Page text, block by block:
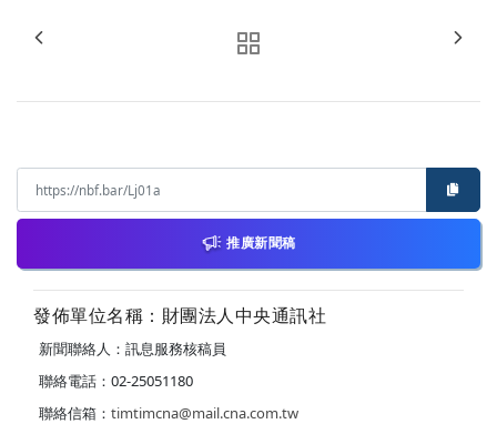
推廣新聞稿
發佈單位名稱：財團法人中央通訊社
新聞聯絡人：訊息服務核稿員
聯絡電話：02-25051180
聯絡信箱： timtimcna@mail.cna.com.tw